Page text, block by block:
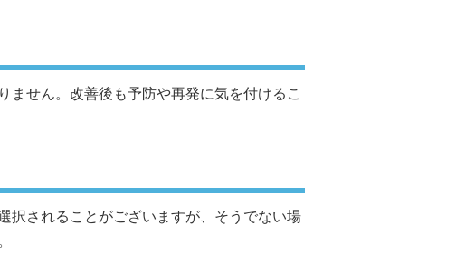
せん。改善後も予防や再発に気を付けるこ
されることがございますが、そうでない場